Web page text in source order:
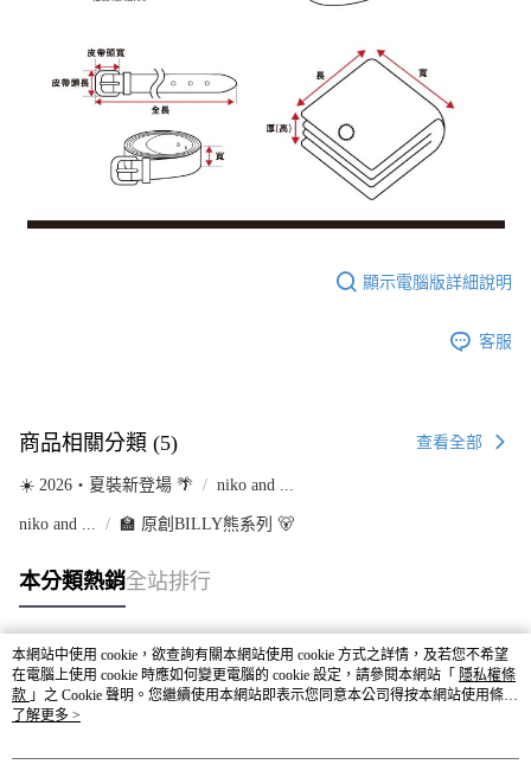
顯示電腦版詳細說明
客服
商品相關分類 (5) 查看全部
☀️ 2026・夏裝新登場 🌴 niko and ...
niko and ... 🏫 原創BILLY熊系列 🐻
本分類熱銷全站排行
熱門標籤
本網站中使用 cookie，欲查詢有關本網站使用 cookie 方式之詳情，及若您不希望
在電腦上使用 cookie 時應如何變更電腦的 cookie 設定，請參閱本網站「 隱私權條
款 」之 Cookie 聲明。您繼續使用本網站即表示您同意本公司得按本網站使用條款
之 Cookie 聲明使用 cookie。
了解更多 >